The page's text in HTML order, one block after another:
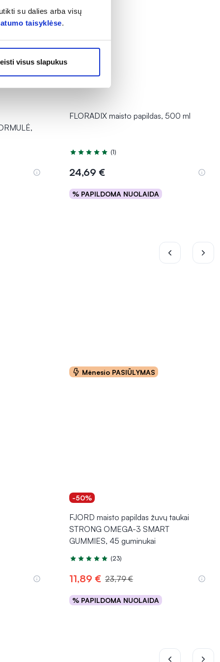
su dalies arba visų
taisyklėse.
visus slapukus
FLORADIX maisto papildas, 500 ml
Įvertinimas 5.0 iš 5
(1)
24,69 €
% PAPILDOMA NUOLAIDA
Į krepšelį
Mėnesio PASIŪLYMAS
-50%
FJORD maisto papildas žuvų taukai
STRONG OMEGA-3 SMART
GUMMIES, 45 guminukai
Įvertinimas 5.0 iš 5
(23)
11,89 € 23,79 €
% PAPILDOMA NUOLAIDA
Į krepšelį